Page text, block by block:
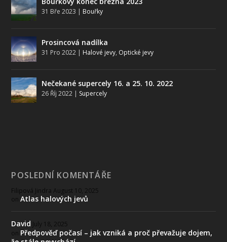
31 Bře 2023 | Bouřky
Prosincová nadílka
31 Pro 2022 | Halové jevy, Optické jevy
Nečekané supercely 16. a 25. 10. 2022
26 Říj 2022 | Supercely
POSLEDNÍ KOMENTÁŘE
Filipová Jindra August 10, 2025
onAtlas halových jevů
David July 18, 2025
on Předpověď počasí – jak vzniká a proč převažuje dojem,